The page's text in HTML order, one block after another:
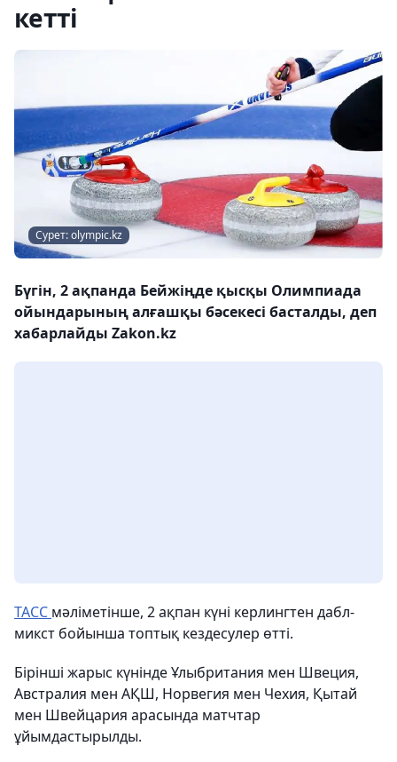
кетті
Сурет: olympic.kz
Бүгін, 2 ақпанда Бейжіңде қысқы Олимпиада
ойындарының алғашқы бәсекесі басталды, деп
хабарлайды Zakon.kz
ТАСС мәліметінше, 2 ақпан күні керлингтен дабл-
микст бойынша топтық кездесулер өтті.
Бірінші жарыс күнінде Ұлыбритания мен Швеция,
Австралия мен АҚШ, Норвегия мен Чехия, Қытай
мен Швейцария арасында матчтар
ұйымдастырылды.